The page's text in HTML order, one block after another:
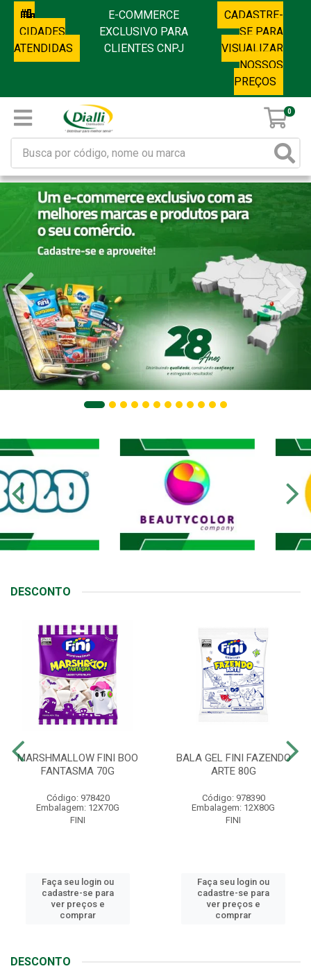
CIDADES
ATENDIDAS
E-COMMERCE
EXCLUSIVO PARA
CLIENTES CNPJ
CADASTRE-
SE PARA
VISUALIZAR
NOSSOS
PREÇOS
0
DESCONTO
MARSHMALLOW FINI BOO
FANTASMA 70G
Código: 978420
Embalagem: 12X70G
FINI
Faça seu login ou
cadastre-se para
ver preços e
comprar
BALA GEL FINI FAZENDO
ARTE 80G
Código: 978390
Embalagem: 12X80G
FINI
Faça seu login ou
cadastre-se para
ver preços e
comprar
DESCONTO